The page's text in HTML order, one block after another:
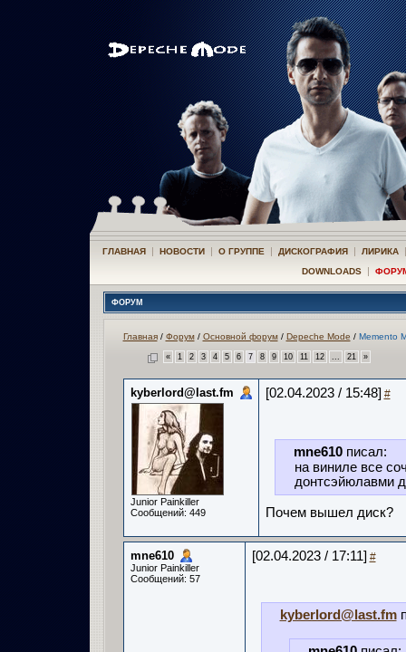
ГЛАВНАЯ | НОВОСТИ | О ГРУППЕ | ДИСКОГРАФИЯ | ЛИРИКА
DOWNLOADS |
ФОРУМ
Главная/ Форум/ Основной форум/ Depeche Mode / Memento
« 1 2 3 4 5 6 7 8 9 10 11 12 ... 21 »
kyberlord@last.fm
Junior Painkiller
Сообщений: 449
[02.04.2023 / 15:48] #
mne610писал:
на виниле все
донтсэйюлавми
Почем вышел диск?
mne610
Junior Painkiller
Сообщений: 57
[02.04.2023 / 17:11] #
kyberlord@last.fm